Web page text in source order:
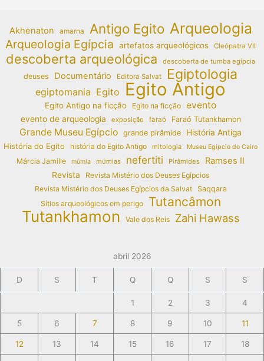
Akhenaton amarna Antigo Egito Arqueologia
Arqueologia Egípcia artefatos arqueológicos Cleópatra VII
descoberta arqueológica descoberta de tumba egípcia
deuses Documentário Editora Salvat Egiptologia
egiptomania Egito Egito Antigo
Egito Antigo na ficção Egito na ficção evento
evento de arqueologia exposição faraó Faraó Tutankhamon
Grande Museu Egípcio grande pirâmide
História Antiga
História do Egito
história do Egito Antigo mitologia Museu Egípcio do Cairo
Márcia Jamille múmia múmias nefertiti Pirâmides Ramses II
Revista
Revista Mistério dos Deuses Egípcios
Revista Mistério dos Deuses Egípcios da Salvat
Saqqara
Sítios arqueológicos em perigo
Tutancâmon
Tutankhamon Vale dos Reis Zahi Hawass
abril 2026
D S T Q Q S S
1 2 3 4
5 6 7 8 9 10 11
12 13 14 15 16 17 18